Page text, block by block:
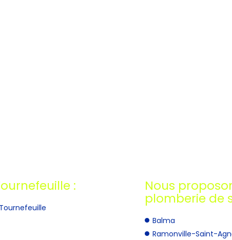
: Nous
plomberie de
Balma
Ramonville-Saint-